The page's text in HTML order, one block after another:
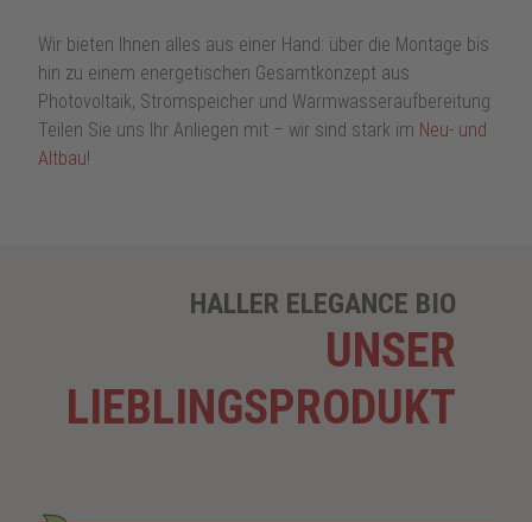
Wir bieten Ihnen alles aus einer Hand: über die Montage bis
hin zu einem energetischen Gesamtkonzept aus
Photovoltaik, Stromspeicher und Warmwasseraufbereitung.
Teilen Sie uns Ihr Anliegen mit – wir sind stark im Neu- und
Altbau!
HALLER ELEGANCE BIO
UNSER
LIEBLINGSPRODUKT